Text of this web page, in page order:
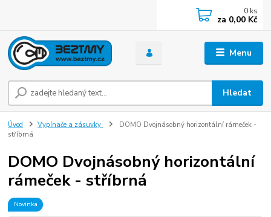
Menu
Hledat
0 ks
za 0,00 Kč
Úvod Vypínače a zásuvky
DOMO Dvojnásobný horizontální rámeček -
stříbrná
DOMO Dvojnásobný horizontální
rámeček - stříbrná
Novinka